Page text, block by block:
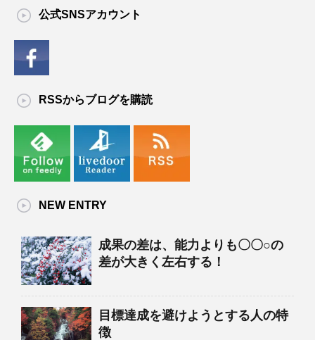
公式SNSアカウント
RSSからブログを購読
NEW ENTRY
成果の差は、能力よりも〇〇○の
差が大きく左右する！
目標達成を避けようとする人の特
徴